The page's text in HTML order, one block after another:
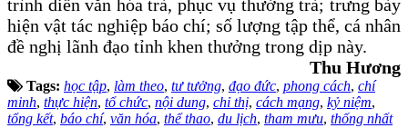
trình diễn văn hóa trà, phục vụ thưởng trà; trưng bày
hiện vật tác nghiệp báo chí; số lượng tập thể, cá nhân
đề nghị lãnh đạo tỉnh khen thưởng trong dịp này.
Thu Hương
Tags: học tập, làm theo, tư tưởng, đạo đức, phong cách, chí
minh, thực hiện, tổ chức, nội dung, chỉ thị, cách mạng, kỷ niệm,
tổng kết, báo chí, văn hóa, thể thao, du lịch, tham mưu, thống nhất